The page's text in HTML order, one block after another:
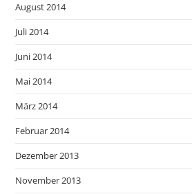
August 2014
Juli 2014
Juni 2014
Mai 2014
März 2014
Februar 2014
Dezember 2013
November 2013